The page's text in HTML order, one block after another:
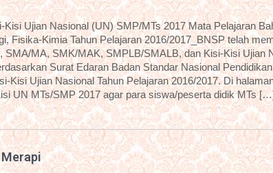
Ujian Nasional (UN) SMP/MTs 2017 Mata Pelajaran
Fisika-Kimia Tahun Pelajaran 2016/2017_BNSP telah
SMA/MA, SMK/MAK, SMPLB/SMALB, dan Kisi-Kisi Ujian
Surat Edaran Badan Standar Nasional
Kisi Ujian Nasional Tahun Pelajaran 2016/2017. Di
UN MTs/SMP 2017 agar para siswa/peserta didik MTs
Merapi